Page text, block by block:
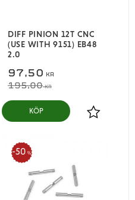
till i favoriter
DIFF PINION 12T CNC
(USE WITH 9151) EB48
2.0
97,50 KR
195,00KR
Lägg till i
KÖP
50 %